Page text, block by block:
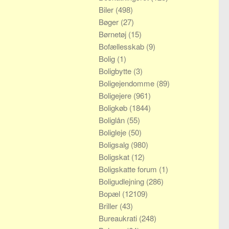
Biler (498)
Bøger (27)
Børnetøj (15)
Bofællesskab (9)
Bolig (1)
Boligbytte (3)
Boligejendomme (89)
Boligejere (961)
Boligkøb (1844)
Boliglån (55)
Boligleje (50)
Boligsalg (980)
Boligskat (12)
Boligskatte forum (1)
Boligudlejning (286)
Bopæl (12109)
Briller (43)
Bureaukrati (248)